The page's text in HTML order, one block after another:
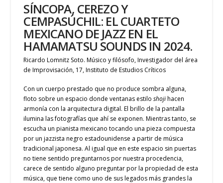
SÍNCOPA, CEREZO Y
CEMPASÚCHIL: EL CUARTETO
MEXICANO DE JAZZ EN EL
HAMAMATSU SOUNDS IN 2024.
Ricardo Lomnitz Soto. Músico y filósofo, Investigador del área
de Improvisación, 17, Instituto de Estudios Críticos
Con un cuerpo prestado que no produce sombra alguna,
floto sobre un espacio donde ventanas estiloshojihacen
armonía con la arquitectura digital. El brillo de la pantalla
ilumina las fotografías que ahí se exponen. Mientras tanto, se
escucha un pianista mexicano tocando una pieza compuesta
por un jazzista negro estadounidense a partir de música
tradicional japonesa. Al igual que en este espacio sin puertas
no tiene sentido preguntarnos por nuestra procedencia,
carece de sentido alguno preguntar por la propiedad de esta
música, que tiene como uno de sus legados más grandes la